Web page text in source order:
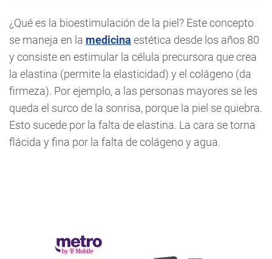
¿Qué es la bioestimulación de la piel? Este concepto
se maneja en la medicina estética desde los años 80
y consiste en estimular la célula precursora que crea
la elastina (permite la elasticidad) y el colágeno (da
firmeza). Por ejemplo, a las personas mayores se les
queda el surco de la sonrisa, porque la piel se quiebra.
Esto sucede por la falta de elastina. La cara se torna
flácida y fina por la falta de colágeno y agua.